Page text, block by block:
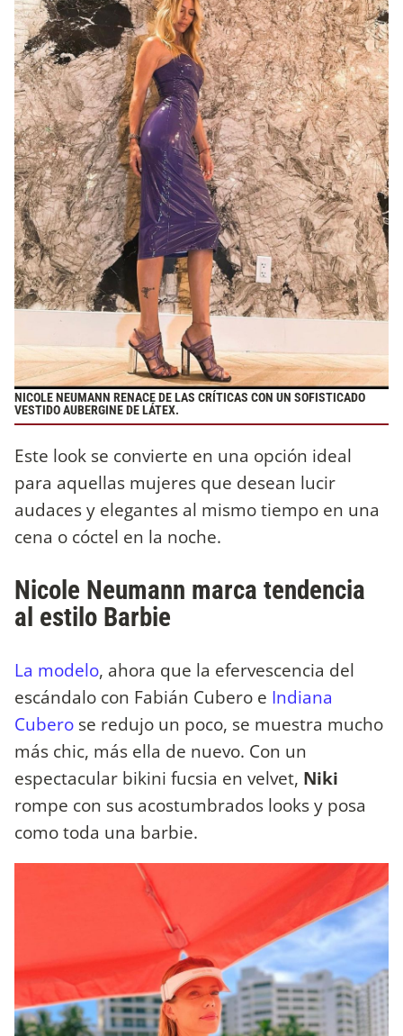
NICOLE NEUMANN RENACE DE LAS CRÍTICAS CON UN SOFISTICADO
VESTIDO AUBERGINE DE LÁTEX.
Este look se convierte en una opción ideal
para aquellas mujeres que desean lucir
audaces y elegantes al mismo tiempo en una
cena o cóctel en la noche.
Nicole Neumann marca tendencia
al estilo Barbie
La modelo, ahora que la efervescencia del
escándalo con Fabián Cubero e Indiana
Cubero se redujo un poco, se muestra mucho
más chic, más ella de nuevo. Con un
espectacular bikini fucsia en velvet, Niki
rompe con sus acostumbrados looks y posa
como toda una barbie.